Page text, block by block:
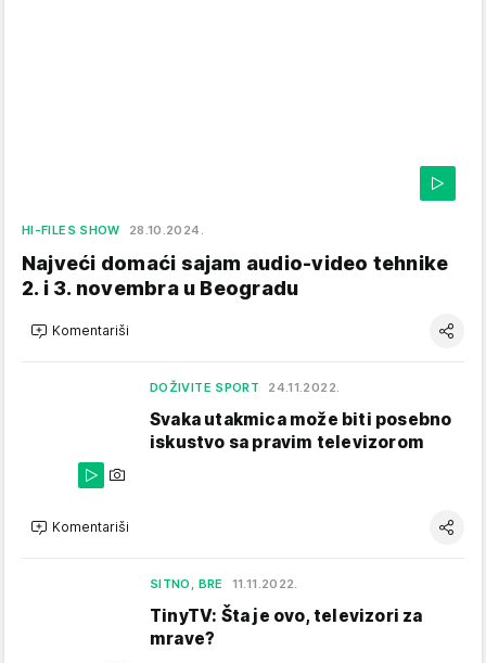
HI-FILES SHOW 28.10.2024.
Najveći domaći sajam audio-video tehnike
2. i 3. novembra u Beogradu
Komentariši
DOŽIVITE SPORT 24.11.2022.
Svaka utakmica može biti posebno
iskustvo sa pravim televizorom
Komentariši
SITNO, BRE 11.11.2022.
TinyTV: Šta je ovo, televizori za
mrave?